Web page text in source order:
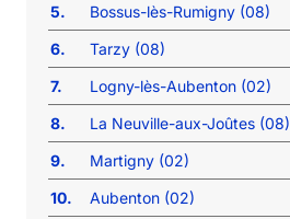
5.
Bossus-lès-Rumigny (08)
6.
Tarzy (08)
7.
Logny-lès-Aubenton (02)
8.
La Neuville-aux-Joûtes (08)
9.
Martigny (02)
10.
Aubenton (02)